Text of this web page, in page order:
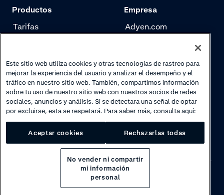
Productos
Tarifas
Gestión de riesgo
Autenticación
Empresa
Adyen.com
Newsletter
Trabaja con nosotros
Disclaimer ·© 2026 Adyen
Este sitio web utiliza cookies y otras tecnologías de rastreo para
mejorar la experiencia del usuario y analizar el desempeño y el
tráfico en nuestro sitio web. También, compartimos información
sobre tu uso de nuestro sitio web con nuestros socios de redes
sociales, anuncios y análisis. Si se detectara una señal de optar
por excluirse, esta se respetará. Para saber más, consulta aquí:
Aceptar cookies Rechazarlas todas
No vender ni compartir
mi información
personal